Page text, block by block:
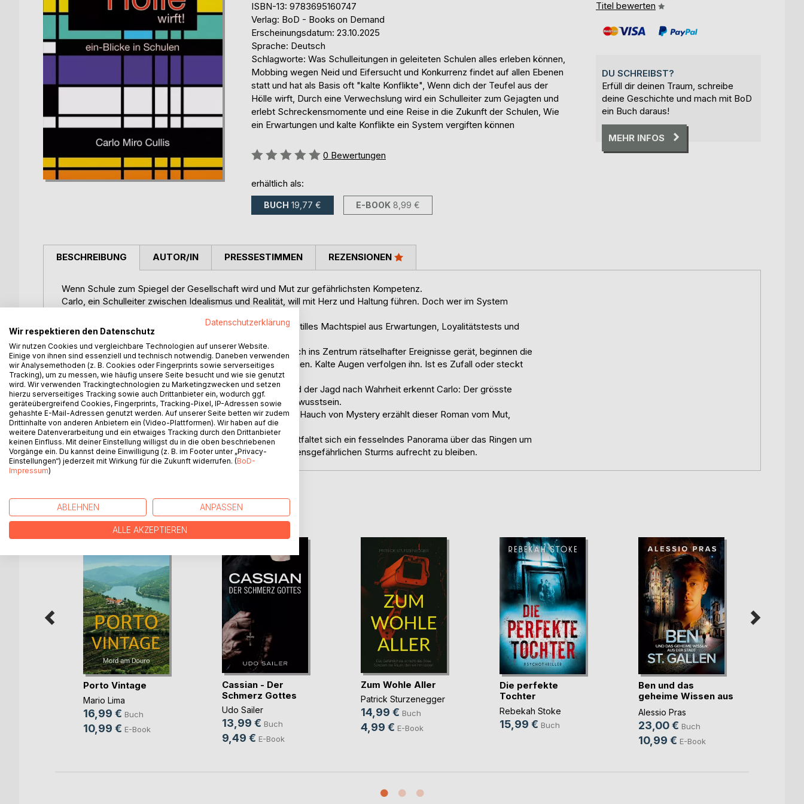
ISBN-13: 9783695160747
Verlag: BoD - Books on Demand
Erscheinungsdatum: 23.10.2025
Sprache: Deutsch
Schlagworte: Was Schulleitungen in geleiteten Schulen alles erleben können,
Mobbing wegen Neid und Eifersucht und Konkurrenz findet auf allen Ebenen
statt und hat als Basis oft "kalte Konflikte", Wenn dich der Teufel aus der
Hölle wirft, Durch eine Verwechslung wird ein Schulleiter zum Gejagten und
erlebt Schreckensmomente und eine Reise in die Zukunft der Schulen, Wie
ein Erwartungen und kalte Konflikte ein System vergiften können
Bewertung::
0 Bewertungen
erhältlich als:
BUCH 19,77 € E-BOOK 8,99 €
Titel bewerten
DU SCHREIBST?
Erfüll dir deinen Traum, schreibe
deine Geschichte und mach mit BoD
ein Buch daraus!
MEHR INFOS
BESCHREIBUNG
Wenn Schule zum Spiegel der Gesellschaft wird und Mut zur gefährlichsten Kompetenz.
Carlo, ein Schulleiter zwischen Idealismus und Realität, will mit Herz und Haltung führen. Doch wer im System
Was als engagierte Vision beginnt, verwandelt sich in ein stilles Machtspiel aus Erwartungen, Loyalitätstests und
Als Carlo durch eine verhängnisvolle Verwechslung plötzlich ins Zentrum rätselhafter Ereignisse gerät, beginnen die
Grenzen zwischen Traum und Wirklichkeit zu verschwimmen. Kalte Augen verfolgen ihn. Ist es Zufall oder steckt
mehr dahinter?
Gefangen zwischen Erwartungen, Missverständnissen und der Jagd nach Wahrheit erkennt Carlo: Der grösste
Kampf findet nicht draussen statt, sondern im eigenen Bewusstsein.
Mit feinem Humor, psychologischem Tiefgang und einem Hauch von Mystery erzählt dieser Roman vom Mut,
menschlich zu bleiben, wenn Systeme versagen.
Zwischen Teamzimmer, Supervision und Machtspielen entfaltet sich ein fesselndes Panorama über das Ringen um
Wahrheit, Verantwortung und die Kunst, inmitten eines lebensgefährlichen Sturms aufrecht zu bleiben.
AUTOR/IN PRESSESTIMMEN REZENSIONEN
WEITERE TITEL BEIBoD
Porto Vintage
Mario Lima
16,99 € Buch
10,99 € E-Book
Cassian - Der
Schmerz Gottes
Udo Sailer
13,99 € Buch
9,49 € E-Book
Zum Wohle Aller
Patrick Sturzenegger
14,99 € Buch
4,99 € E-Book
Die perfekte
Tochter
Rebekah Stoke
15,99 € Buch
Ben und das
geheime Wissen aus
der(...)
Alessio Pras
23,00 € Buch
10,99 € E-Book
Datenschutzerklärung
Wir respektieren den Datenschutz
Wir nutzen Cookies und vergleichbare Technologien auf unserer Website.
Einige von ihnen sind essenziell und technisch notwendig. Daneben verwenden
wir Analysemethoden (z. B. Cookies oder Fingerprints sowie serverseitiges
Tracking), um zu messen, wie häufig unsere Seite besucht und wie sie genutzt
wird. Wir verwenden Trackingtechnologien zu Marketingzwecken und setzen
hierzu serverseitiges Tracking sowie auch Drittanbieter ein, wodurch ggf.
geräteübergreifend Cookies, Fingerprints, Tracking-Pixel, IP-Adressen sowie
gehashte E-Mail-Adressen genutzt werden. Auf unserer Seite betten wir zudem
Drittinhalte von anderen Anbietern ein (Video-Plattformen). Wir haben auf die
weitere Datenverarbeitung und ein etwaiges Tracking durch den Drittanbieter
keinen Einfluss. Mit deiner Einstellung willigst du in die oben beschriebenen
Vorgänge ein. Du kannst deine Einwilligung (z. B. im Footer unter „Privacy-
Einstellungen“) jederzeit mit Wirkung für die Zukunft widerrufen. (BoD-
Impressum)
ABLEHNEN ANPASSEN
ALLE AKZEPTIEREN